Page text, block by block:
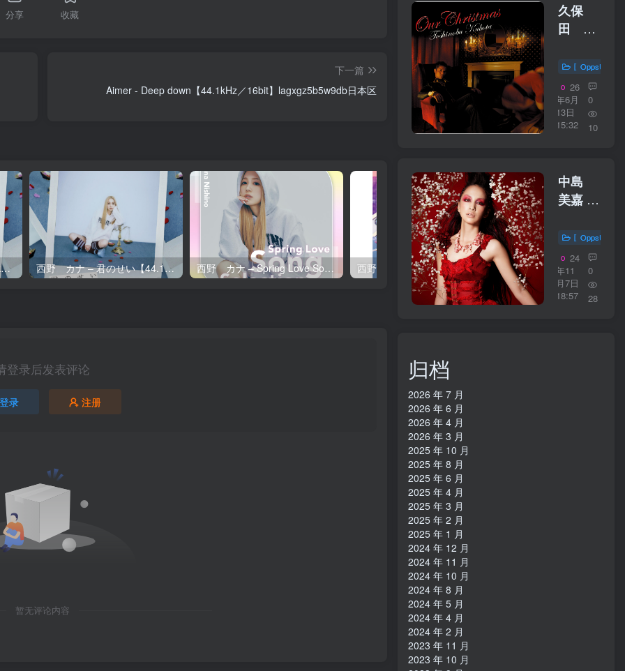
分享 收藏
下一篇
Aimer - Deep down【44.1kHz／16bit】lagxgz5b5w9db日本区
西野 カナ – 君のせい【96kHz／24bit】日本区 西野 カナ – 君のせい【44.1kHz／16bit】日本区 西野 カナ – Spring Love Song Selection【44.1kHz／16bit】日本区 西野 カナ – Special Live ＂Christmas Magic＂【48kHz／24bit】日本区
登录后发表评论
登录 注册
暂无评论内容
久保
田 利
Our
Christmas
／
16bit】
日本区
〖OppsUplus
26
年6月
13日
15:32
0
10
中島
美嘉 –
ゼスイ
ミング
スクー
ル
【44.1kHz
〖OppsUplus
24
年11
月7日
18:57
0
28
归档
2026 年 7 月
2026 年 6 月
2026 年 4 月
2026 年 3 月
2025 年 10 月
2025 年 8 月
2025 年 6 月
2025 年 4 月
2025 年 3 月
2025 年 2 月
2025 年 1 月
2024 年 12 月
2024 年 11 月
2024 年 10 月
2024 年 8 月
2024 年 5 月
2024 年 4 月
2024 年 2 月
2023 年 11 月
2023 年 10 月